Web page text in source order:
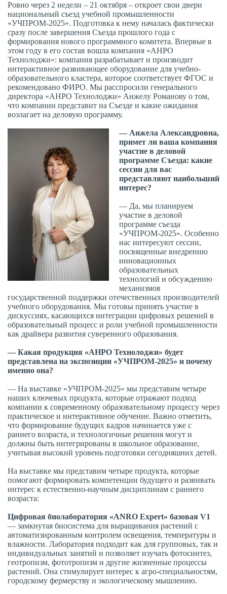
Ровно через 2 недели – 21 октября – откроет свои двери
национальный съезд учебной промышленности
«УЧПРОМ-2025». Подготовка к нему началась фактически
сразу после завершения Съезда прошлого года с
формирования нового программного комитета. Впервые в
этом году в его состав вошла компания «АНРО
Технолоджи»: компания разрабатывает и производит
интерактивное развивающее оборудование для учебно-
образовательного кластера, которое соответствует ФГОС и
рекомендовано ФИРО. Мы расспросили генерального
директора «АНРО Технолоджи» Анжелу Романову о том,
что компании представит на Съезде и какие ожидания
возлагает на деловую программу.
— Анжела Александровна,
примет ли ваша компания
участие в деловой
программе Съезда: какие
сессии для вас
представляют наибольший
интерес?
— Да, мы планируем
участие в деловой
программе съезда
«УЧПРОМ-2025». Особенно
нас интересуют сессии,
посвященные внедрению
инновационных
образовательных
технологий и обсуждению
механизмов
государственной поддержки отечественных производителей
учебного оборудования. Мы готовы принять участие в
дискуссиях, касающихся интеграции цифровых решений в
образовательный процесс и роли учебной промышленности
как драйвера развития суверенного образования.
— Какая продукция «АНРО Технолоджи» будет
представлена на экспозиции «УЧПРОМ-2025» и почему
именно она?
— На выставке «УЧПРОМ-2025» мы представим четыре
наших ключевых продукта, которые отражают подход
компании к современному образовательному процессу через
практическое и интерактивное обучение. Важно отметить,
что формирование будущих кадров начинается уже с
раннего возраста, и технологичные решения могут и
должны быть интегрированы в школьное образование,
учитывая высокий уровень подготовки сегодняшних детей.
На выставке мы представим четыре продукта, которые
помогают формировать компетенции будущего и развивать
интерес к естественно-научным дисциплинам с раннего
возраста:
Цифровая биолаборатория «ANRO Expert» базовая V1
— замкнутая биосистема для выращивания растений с
автоматизированным контролем освещения, температуры и
влажности. Лаборатория подходит как для групповых, так и
индивидуальных занятий и позволяет изучать фотосинтез,
геотропизм, фототропизм и другие жизненные процессы
растений. Она стимулирует интерес к агро-специальностям,
городскому фермерству и экологическому мышлению.